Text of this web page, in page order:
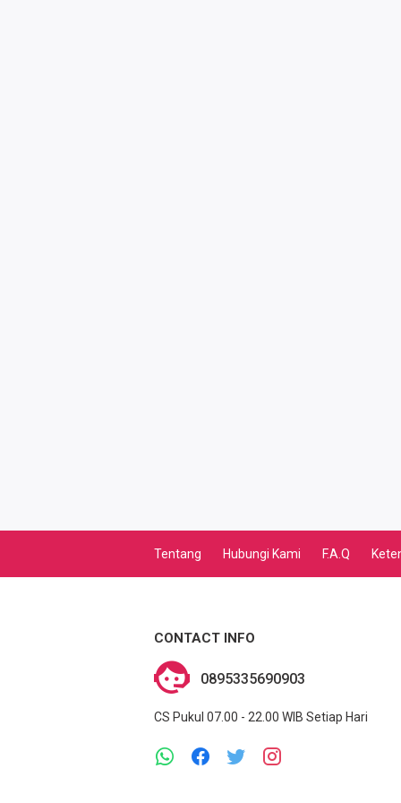
CEK VOUCHER
PRODUK PROMO
AKTIVASI VOUCHER
MAXIM
Tentang Hubungi Kami F.A.Q
CONTACT INFO
0895335690903
CS Pukul 07.00 - 22.00 WIB Setiap Hari